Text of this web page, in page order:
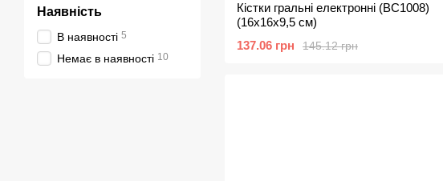
Кістки гральні електронні (BC1008)
(16х16х9,5 см)
145.12 грн
137.06 грн
Наявність
В наявності 5
Немає в наявності 10